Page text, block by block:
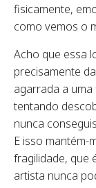
fisicamente,
como vemos o
Acho que essa
precisamente
agarrada a uma
tentando
nunca
E isso mantém-
fragilidade, que
artista nunca